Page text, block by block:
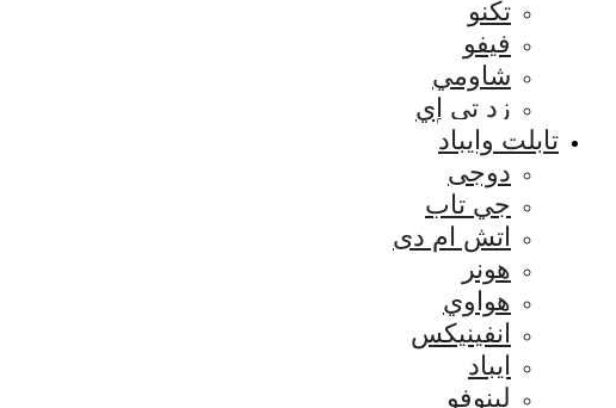
تكنو
فيفو
شاومي
زد تي إي
تابلت وايباد
دوجى
جي تاب
اتش ام دى
هونر
هواوي
انفينيكس
ايباد
لينوفو